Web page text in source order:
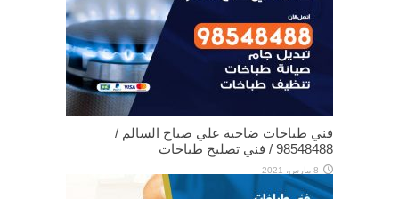
فني طباخات ضاحية علي صباح السالم /
98548488 / فني تصليح طباخات
8 مارس، 2021